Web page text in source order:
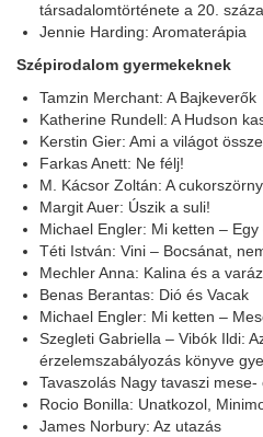
társadalomtörténete a 20.
Jennie Harding: Aromaterápia
Szépirodalom gyermekeknek
Tamzin Merchant: A Bajkeverők
Katherine Rundell: A Hudson
Kerstin Gier: Ami a világot
Farkas Anett: Ne félj!
M. Kácsor Zoltán: A
Margit Auer: Úszik a suli!
Michael Engler: Mi ketten –
Téti István: Vini – Bocsánat,
Mechler Anna: Kalina és a
Benas Berantas: Dió és Vacak
Michael Engler: Mi ketten –
Szegleti Gabriella – Vibók Ildi:
érzelemszabályozás könyve
Tavaszolás Nagy tavaszi mese-
Rocio Bonilla: Unatkozol,
James Norbury: Az utazás